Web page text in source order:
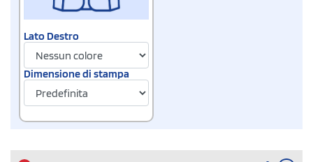
Lato Destro
Dimensione di stampa